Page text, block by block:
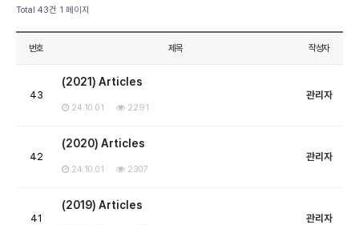
Total 43건 1 페이지
번호 제목 작성자
43
(2021) Articles
24.10.01 2291
관리자
42
(2020) Articles
24.10.01 2307
관리자
41
(2019) Articles
관리자